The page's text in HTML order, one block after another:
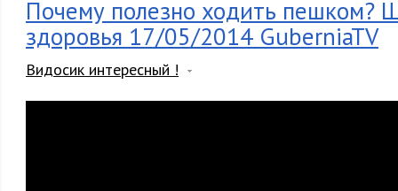
Почему полезно ходить пешком?
здоровья 17/05/2014 GuberniaTV
Видосик интересный !